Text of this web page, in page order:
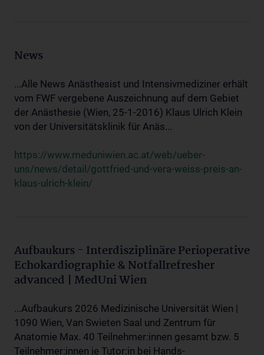
News
...Alle News Anästhesist und Intensivmediziner erhält
vom FWF vergebene Auszeichnung auf dem Gebiet
der Anästhesie (Wien, 25-1-2016) Klaus Ulrich Klein
von der Universitätsklinik für Anäs...
https://www.meduniwien.ac.at/web/ueber-
uns/news/detail/gottfried-und-vera-weiss-preis-an-
klaus-ulrich-klein/
Aufbaukurs - Interdisziplinäre Perioperative
Echokardiographie & Notfallrefresher
advanced | MedUni Wien
...Aufbaukurs 2026 Medizinische Universität Wien |
1090 Wien, Van Swieten Saal und Zentrum für
Anatomie Max. 40 Teilnehmer:innen gesamt bzw. 5
Teilnehmer:innen je Tutor:in bei Hands-